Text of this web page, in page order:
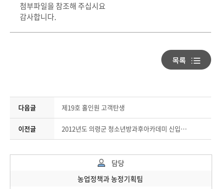
첨부파일을 참조해 주십시요
감사합니다.
다음글 제19호 홀인원 고객탄생
이전글 2012년도 의령군 청소년방과후아카데미 신입생 모집 안내
담당
농업정책과 농정기획팀